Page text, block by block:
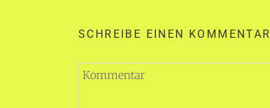
SCHREIBE EINEN KOMMENTAR